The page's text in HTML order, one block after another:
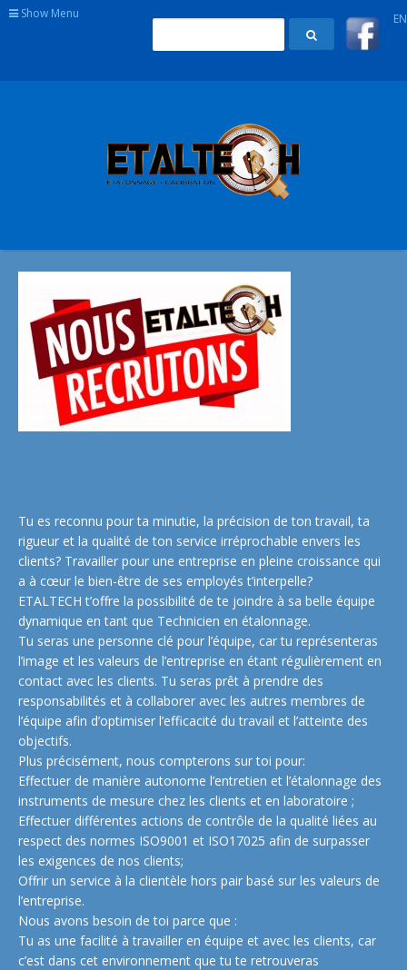
Show Menu EN
Tu es reconnu pour ta minutie, la précision de ton travail, ta
rigueur et la qualité de ton service irréprochable envers les
clients? Travailler pour une entreprise en pleine croissance qui
a à cœur le bien-être de ses employés t’interpelle?
ETALTECH t’offre la possibilité de te joindre à sa belle équipe
dynamique en tant que Technicien en étalonnage.
Tu seras une personne clé pour l’équipe, car tu représenteras
l’image et les valeurs de l’entreprise en étant régulièrement en
contact avec les clients. Tu seras prêt à prendre des
responsabilités et à collaborer avec les autres membres de
l’équipe afin d’optimiser l’efficacité du travail et l’atteinte des
objectifs.
Plus précisément, nous compterons sur toi pour:
Effectuer de manière autonome l’entretien et l’étalonnage des
instruments de mesure chez les clients et en laboratoire ;
Effectuer différentes actions de contrôle de la qualité liées au
respect des normes ISO9001 et ISO17025 afin de surpasser
les exigences de nos clients;
Offrir un service à la clientèle hors pair basé sur les valeurs de
l’entreprise.
Nous avons besoin de toi parce que :
Tu as une facilité à travailler en équipe et avec les clients, car
c’est dans cet environnement que tu te retrouveras